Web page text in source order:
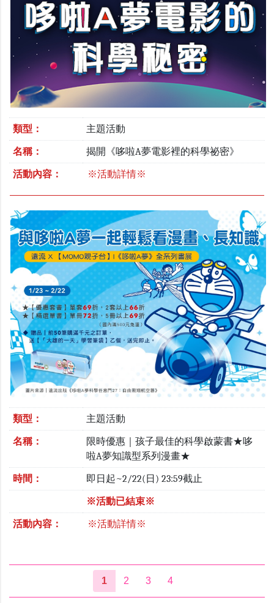
類型： 主題活動
名稱： 揭開《哆啦A夢電影裡的科學祕密》
活動內容： ※活動詳情※
類型： 主題活動
名稱：
限時優惠｜孩子最佳的科學啟蒙書★哆
啦A夢知識型系列漫畫★
時間： 即日起~2/22(日) 23:59截止
※活動已結束※
活動內容： ※活動詳情※
1 2 3 4